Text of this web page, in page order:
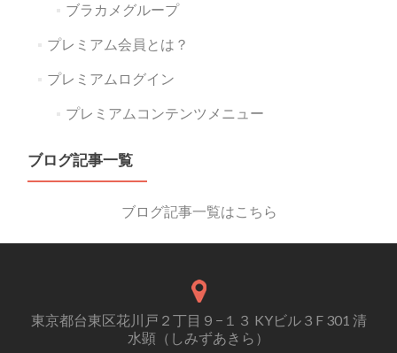
ブラカメグループ
プレミアム会員とは？
プレミアムログイン
プレミアムコンテンツメニュー
ブログ記事一覧
ブログ記事一覧はこちら
東京都台東区花川戸２丁目９−１３ KYビル３F 301 清
水顕（しみずあきら）